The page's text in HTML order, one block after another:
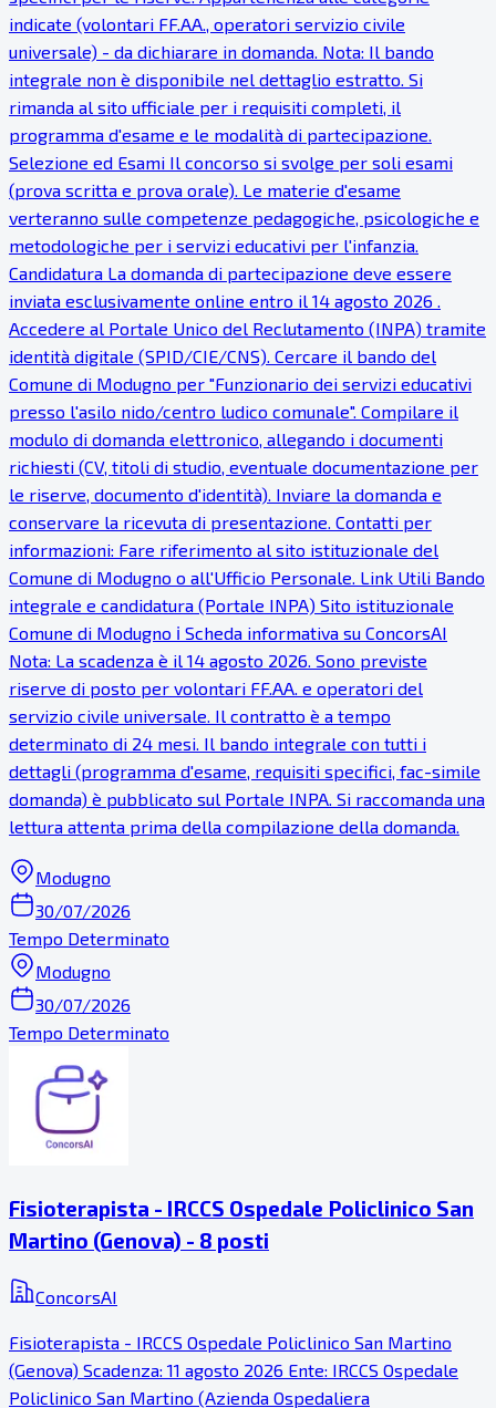
indicate (volontari FF.AA., operatori servizio civile
universale) - da dichiarare in domanda. Nota: Il bando
integrale non è disponibile nel dettaglio estratto. Si
rimanda al sito ufficiale per i requisiti completi, il
programma d'esame e le modalità di partecipazione.
Selezione ed Esami Il concorso si svolge per soli esami
(prova scritta e prova orale). Le materie d'esame
verteranno sulle competenze pedagogiche, psicologiche e
metodologiche per i servizi educativi per l'infanzia.
Candidatura La domanda di partecipazione deve essere
inviata esclusivamente online entro il 14 agosto 2026 .
Accedere al Portale Unico del Reclutamento (INPA) tramite
identità digitale (SPID/CIE/CNS). Cercare il bando del
Comune di Modugno per "Funzionario dei servizi educativi
presso l'asilo nido/centro ludico comunale". Compilare il
modulo di domanda elettronico, allegando i documenti
richiesti (CV, titoli di studio, eventuale documentazione per
le riserve, documento d'identità). Inviare la domanda e
conservare la ricevuta di presentazione. Contatti per
informazioni: Fare riferimento al sito istituzionale del
Comune di Modugno o all'Ufficio Personale. Link Utili Bando
integrale e candidatura (Portale INPA) Sito istituzionale
Comune di Modugno ℹ Scheda informativa su ConcorsAI
Nota: La scadenza è il 14 agosto 2026. Sono previste
riserve di posto per volontari FF.AA. e operatori del
servizio civile universale. Il contratto è a tempo
determinato di 24 mesi. Il bando integrale con tutti i
dettagli (programma d'esame, requisiti specifici, fac-simile
domanda) è pubblicato sul Portale INPA. Si raccomanda una
lettura attenta prima della compilazione della domanda.
Modugno
30/07/2026
Tempo Determinato
Modugno
30/07/2026
Tempo Determinato
Fisioterapista - IRCCS Ospedale Policlinico San
Martino (Genova) - 8 posti
ConcorsAI
Fisioterapista - IRCCS Ospedale Policlinico San Martino
(Genova) Scadenza: 11 agosto 2026 Ente: IRCCS Ospedale
Policlinico San Martino (Azienda Ospedaliera